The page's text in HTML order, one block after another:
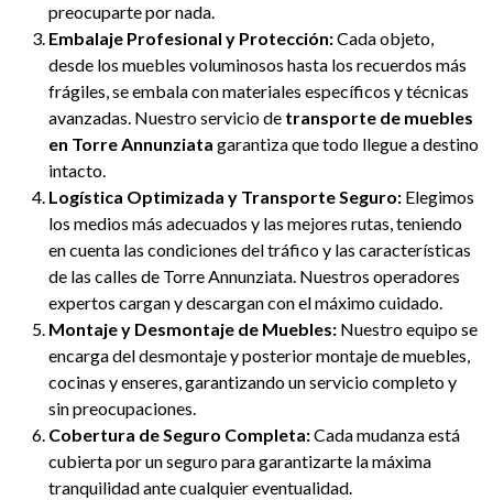
preocuparte por nada.
Embalaje Profesional y Protección:Cada objeto,
desde los muebles voluminosos hasta los recuerdos más
frágiles, se embala con materiales específicos y técnicas
avanzadas. Nuestro servicio de transporte de muebles
en Torre Annunziata garantiza que todo llegue a destino
intacto.
Logística Optimizada y Transporte Seguro: Elegimos
los medios más adecuados y las mejores rutas, teniendo
en cuenta las condiciones del tráfico y las características
de las calles de Torre Annunziata. Nuestros operadores
expertos cargan y descargan con el máximo cuidado.
Montaje y Desmontaje de Muebles: Nuestro equipo se
encarga del desmontaje y posterior montaje de muebles,
cocinas y enseres, garantizando un servicio completo y
sin preocupaciones.
Cobertura de Seguro Completa:Cada mudanza está
cubierta por un seguro para garantizarte la máxima
tranquilidad ante cualquier eventualidad.